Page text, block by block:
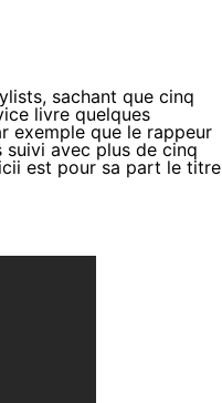
sachant que cinq
livre quelques
exemple que le rappeur
suivi avec plus de cinq
est pour sa part le titre